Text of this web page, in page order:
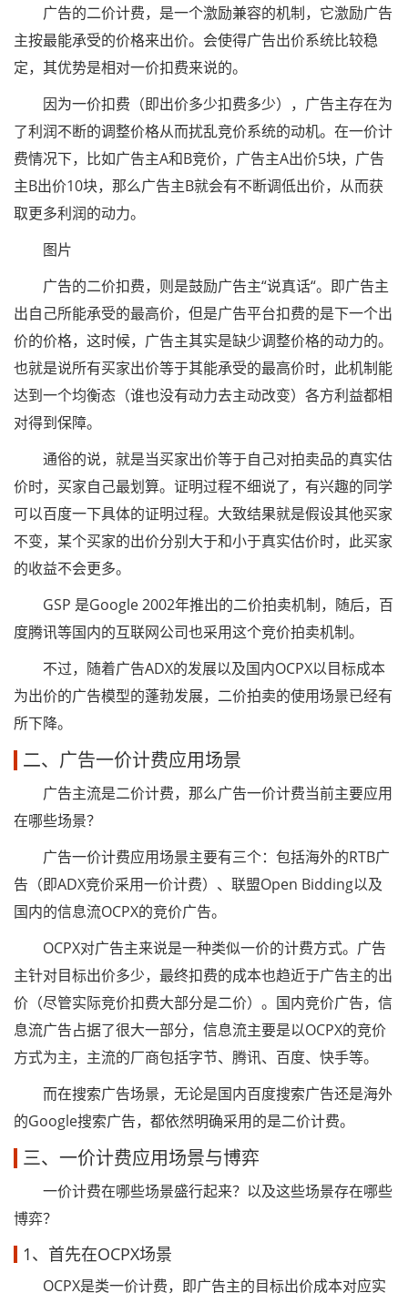
广告的二价计费，是一个激励兼容的机制，它激励广告
主按最能承受的价格来出价。会使得广告出价系统比较稳
定，其优势是相对一价扣费来说的。
因为一价扣费（即出价多少扣费多少），广告主存在为
了利润不断的调整价格从而扰乱竞价系统的动机。在一价计
费情况下，比如广告主A和B竞价，广告主A出价5块，广告
主B出价10块，那么广告主B就会有不断调低出价，从而获
取更多利润的动力。
图片
广告的二价扣费，则是鼓励广告主“说真话“。即广告主
出自己所能承受的最高价，但是广告平台扣费的是下一个出
价的价格，这时候，广告主其实是缺少调整价格的动力的。
也就是说所有买家出价等于其能承受的最高价时，此机制能
达到一个均衡态（谁也没有动力去主动改变）各方利益都相
对得到保障。
通俗的说，就是当买家出价等于自己对拍卖品的真实估
价时，买家自己最划算。证明过程不细说了，有兴趣的同学
可以百度一下具体的证明过程。大致结果就是假设其他买家
不变，某个买家的出价分别大于和小于真实估价时，此买家
的收益不会更多。
GSP 是Google 2002年推出的二价拍卖机制，随后，百
度腾讯等国内的互联网公司也采用这个竞价拍卖机制。
不过，随着广告ADX的发展以及国内OCPX以目标成本
为出价的广告模型的蓬勃发展，二价拍卖的使用场景已经有
所下降。
二、广告一价计费应用场景
广告主流是二价计费，那么广告一价计费当前主要应用
在哪些场景？
广告一价计费应用场景主要有三个：包括海外的RTB广
告（即ADX竞价采用一价计费）、联盟Open Bidding以及
国内的信息流OCPX的竞价广告。
OCPX对广告主来说是一种类似一价的计费方式。广告
主针对目标出价多少，最终扣费的成本也趋近于广告主的出
价（尽管实际竞价扣费大部分是二价）。国内竞价广告，信
息流广告占据了很大一部分，信息流主要是以OCPX的竞价
方式为主，主流的厂商包括字节、腾讯、百度、快手等。
而在搜索广告场景，无论是国内百度搜索广告还是海外
的Google搜索广告，都依然明确采用的是二价计费。
三、一价计费应用场景与博弈
一价计费在哪些场景盛行起来？以及这些场景存在哪些
博弈？
1、首先在OCPX场景
OCPX是类一价计费，即广告主的目标出价成本对应实